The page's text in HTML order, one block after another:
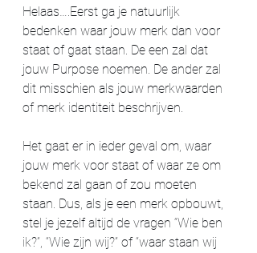
Helaas….Eerst ga je natuurlijk
bedenken waar jouw merk dan voor
staat of gaat staan. De een zal dat
jouw Purpose noemen. De ander zal
dit misschien als jouw merkwaarden
of merk identiteit beschrijven.
Het gaat er in ieder geval om, waar
jouw merk voor staat of waar ze om
bekend zal gaan of zou moeten
staan. Dus, als je een merk opbouwt,
stel je jezelf altijd de vragen “Wie ben
ik?”, “Wie zijn wij?” of “waar staan wij